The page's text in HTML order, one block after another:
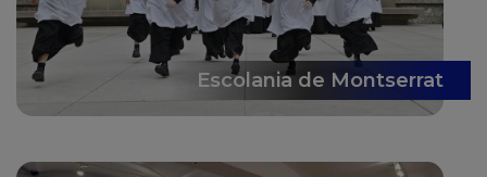
Escolania de Montserrat